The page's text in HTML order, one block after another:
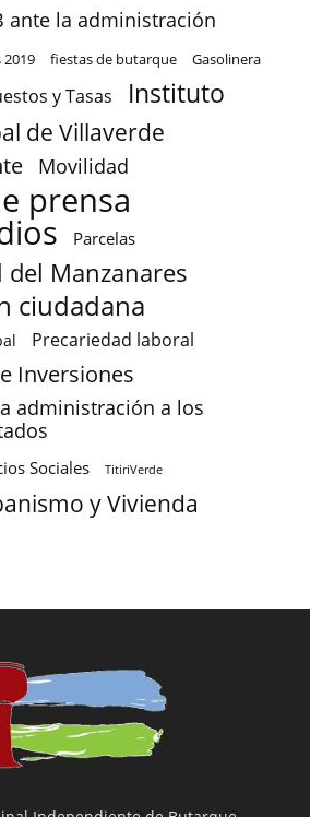
ante la administración
fiestas de butarque Gasolinera
y Tasas Instituto
de Villaverde
Movilidad
prensa
Parcelas
del Manzanares
ciudadana
Precariedad laboral
Inversiones
administración a los
Sociales TitiriVerde
y Vivienda